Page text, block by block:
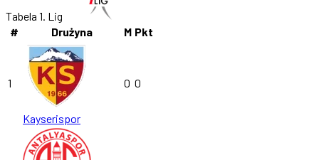
Tabela 1. Lig
#
Drużyna M Pkt
1
Kayserispor
0 0